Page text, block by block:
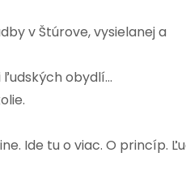
v Štúrove, vysielanej a
obydlí…
Ide tu o viac. O princíp.